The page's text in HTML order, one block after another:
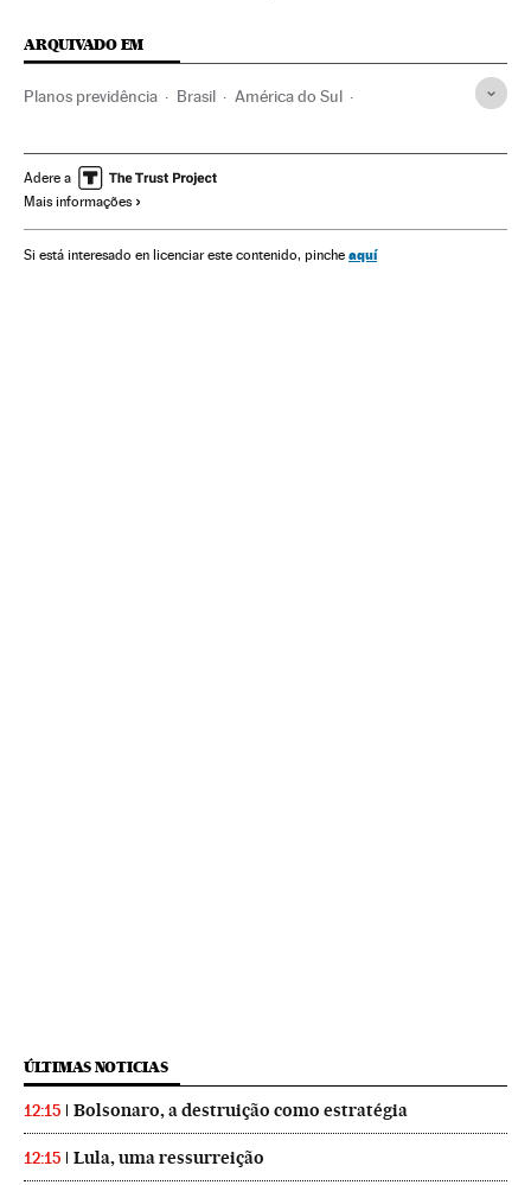
ARQUIVADO EM
Planos previdência Brasil América do Sul
Reformas trabalhistas PEC
Legislação Brasileira
Aposentadoria Reformas políticas Prestações
Adere a
Mais informações
Si está interesado en licenciar este contenido, pinche aquí
ÚLTIMAS NOTICIAS
12:15 Bolsonaro, a destruição como estratégia
12:15 Lula, uma ressurreição